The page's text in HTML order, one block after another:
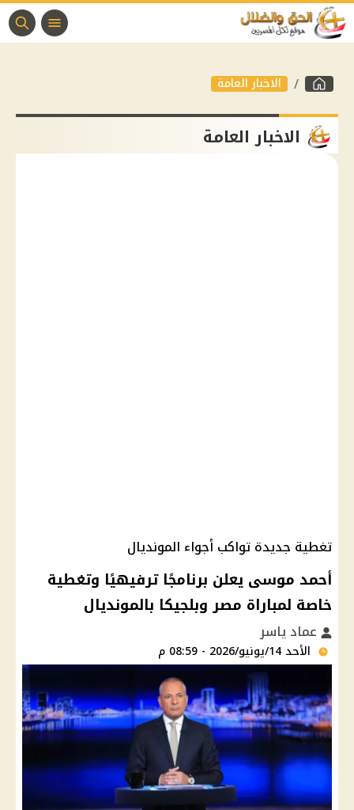
الاخبار العامة
الاخبار العامة
تغطية جديدة تواكب أجواء المونديال
أحمد موسى يعلن برنامجًا ترفيهيًا وتغطية
خاصة لمباراة مصر وبلجيكا بالمونديال
عماد ياسر
الأحد 14/يونيو/2026 - 08:59 م